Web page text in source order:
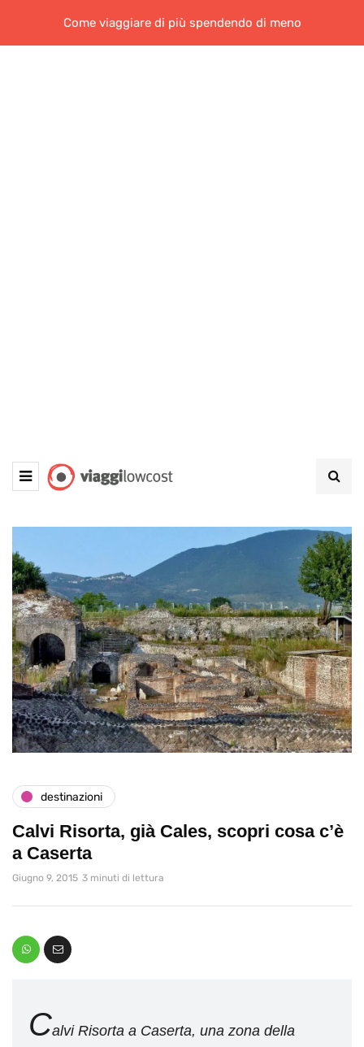
Come viaggiare di più spendendo di meno
destinazioni
Calvi Risorta, già Cales, scopri cosa c’è
a Caserta
Giugno 9, 2015 3 minuti di lettura
Calvi Risorta a Caserta, una zona della